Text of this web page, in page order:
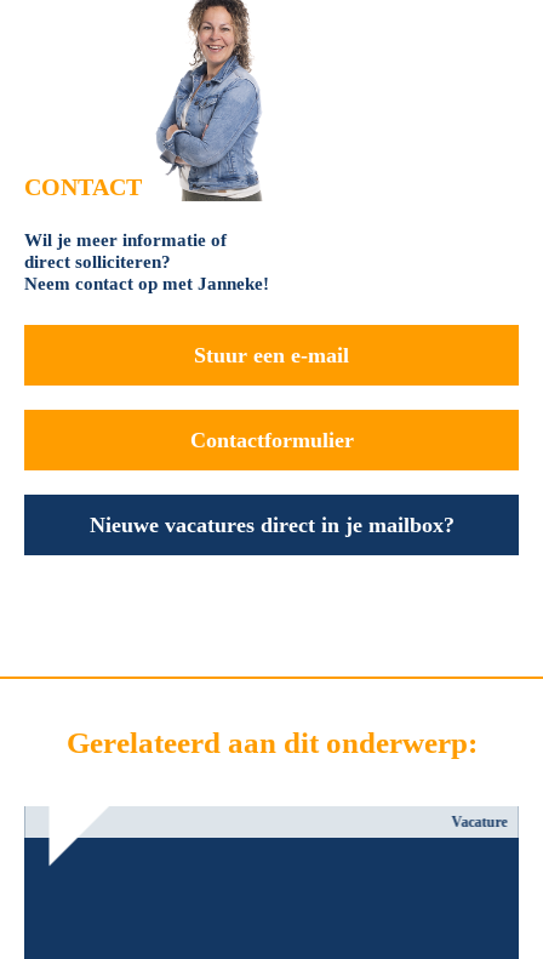
CONTACT
Wil je meer informatie of
direct solliciteren?
Neem contact op met Janneke!
Stuur een e-mail
Contactformulier
Nieuwe vacatures direct in je mailbox?
Gerelateerd aan dit onderwerp:
Vacature